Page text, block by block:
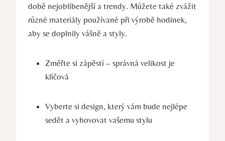
době nejoblíbenější a trendy. Můžete také zvážit
různé materiály používané při výrobě hodinek,
aby se doplnily vášně a styly.
Změřte si zápěstí – správná velikost je
klíčová
Vyberte si design, který vám bude nejlépe
sedět a vyhovovat vašemu stylu